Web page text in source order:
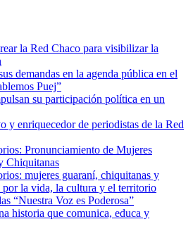
la Red Chaco para visibilizar la
demandas en la agenda pública en el
Puej”
su participación política en un
y enriquecedor de periodistas de la Red
Pronunciamiento de Mujeres
Chiquitanas
mujeres guaraní, chiquitanas y
por la vida, la cultura y el territorio
“Nuestra Voz es Poderosa”
historia que comunica, educa y